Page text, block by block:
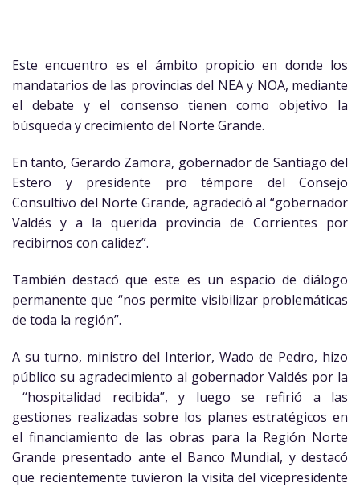
Este encuentro es el ámbito propicio en donde los
mandatarios de las provincias del NEA y NOA, mediante
el debate y el consenso tienen como objetivo la
búsqueda y crecimiento del Norte Grande.
En tanto, Gerardo Zamora, gobernador de Santiago del
Estero y presidente pro témpore del Consejo
Consultivo del Norte Grande, agradeció al “gobernador
Valdés y a la querida provincia de Corrientes por
recibirnos con calidez”.
También destacó que este es un espacio de diálogo
permanente que “nos permite visibilizar problemáticas
de toda la región”.
A su turno, ministro del Interior, Wado de Pedro, hizo
público su agradecimiento al gobernador Valdés por la
“hospitalidad recibida”, y luego se refirió a las
gestiones realizadas sobre los planes estratégicos en
el financiamiento de las obras para la Región Norte
Grande presentado ante el Banco Mundial, y destacó
que recientemente tuvieron la visita del vicepresidente